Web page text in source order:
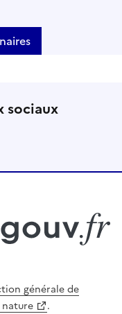
sociaux
facile sur
Dossier facile sur
générale de
.